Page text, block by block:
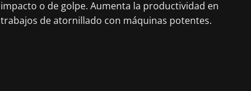
impacto o de golpe. Aumenta la productividad en
trabajos de atornillado con máquinas potentes.